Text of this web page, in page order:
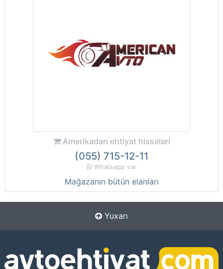
Amerikadan ehtiyat hissələri
(055) 715-12-11
Whatsapp var
Mağazanın bütün elanları
Yuxarı